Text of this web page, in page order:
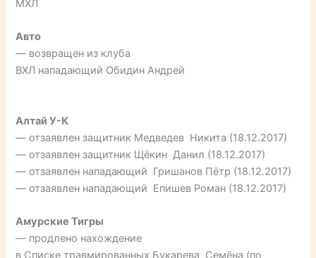
МХЛ
Авто
— возвращен из клуба
ВХЛ нападающий Обидин Андрей
Алтай У-К
— отзаявлен защитник Медведев Никита (18.12.2017)
— отзаявлен защитник Щёкин Данил (18.12.2017)
— отзаявлен нападающий Гришанов Пётр (18.12.2017)
— отзаявлен нападающий Епишев Роман (18.12.2017)
Амурские Тигры
— продлено нахождение
в Списке травмированных Букарева Семёна (по